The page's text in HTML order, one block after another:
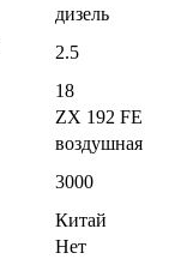
дизель
2.5
18
ZX 192 FE
воздушная
3000
Китай
Нет